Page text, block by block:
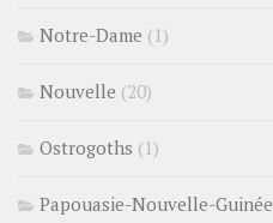
Notre-Dame (1)
Nouvelle (20)
Ostrogoths (1)
Papouasie-Nouvelle-Guinée